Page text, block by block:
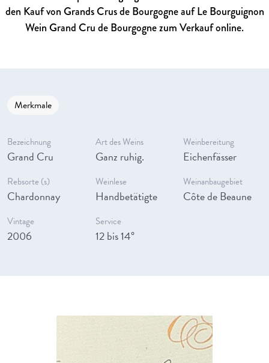
den Kauf von Grands Crus de Bourgogne auf Le Bourguignon
Wein Grand Cru de Bourgogne zum Verkauf online.
Merkmale
Bezeichnung
Grand Cru
Art des Weins
Ganz ruhig.
Weinbereitung
Eichenfässer
Rebsorte (s)
Chardonnay
Weinlese
Handbetätigte
Weinanbaugebiet
Côte de Beaune
Vintage
2006
Service
12 bis 14°